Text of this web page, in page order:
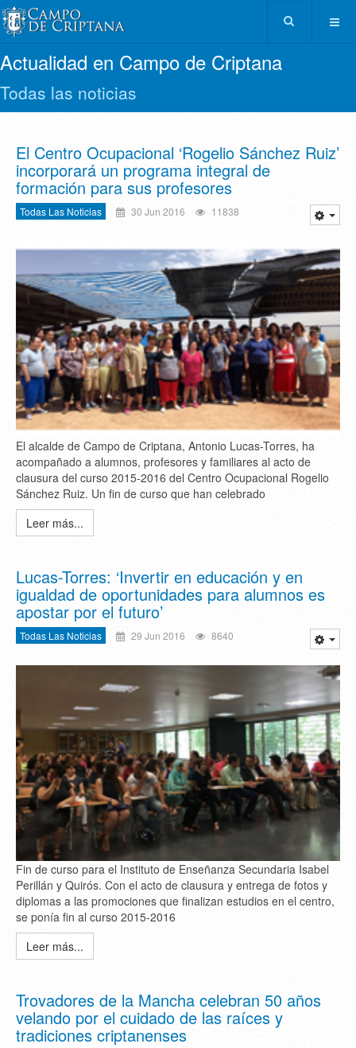
Actualidad en Campo de Criptana
Todas las noticias
El Centro Ocupacional ‘Rogelio Sánchez Ruiz’
incorporará un programa integral de
formación para sus profesores
Todas Las Noticias 30 Jun 2016 11838
El alcalde de Campo de Criptana, Antonio Lucas-Torres, ha
acompañado a alumnos, profesores y familiares al acto de
clausura del curso 2015-2016 del Centro Ocupacional Rogelio
Sánchez Ruiz. Un fin de curso que han celebrado
Leer más...
Lucas-Torres: ‘Invertir en educación y en
igualdad de oportunidades para alumnos es
apostar por el futuro’
Todas Las Noticias 29 Jun 2016 8640
Fin de curso para el Instituto de Enseñanza Secundaria Isabel
Perillán y Quirós. Con el acto de clausura y entrega de fotos y
diplomas a las promociones que finalizan estudios en el centro,
se ponía fin al curso 2015-2016
Leer más...
Trovadores de la Mancha celebran 50 años
velando por el cuidado de las raíces y
tradiciones criptanenses